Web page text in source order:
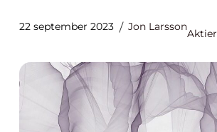
22 september 2023 Jon Larsson
Aktier